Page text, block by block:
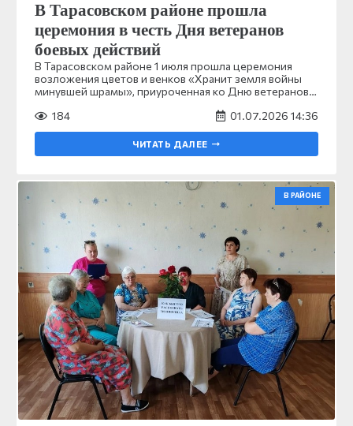
В Тарасовском районе прошла
церемония в честь Дня ветеранов
боевых действий
В Тарасовском районе 1 июля прошла церемония
возложения цветов и венков «Хранит земля войны
минувшей шрамы», приуроченная ко Дню ветеранов…
184
01.07.2026 14:36
ЧИТАТЬ ДАЛЕЕ
В РАЙОНЕ